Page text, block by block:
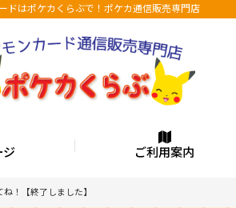
ドはポケカくらぶで！ポケカ通信販売専門店
ジ ご利用案内
！【終了しました】